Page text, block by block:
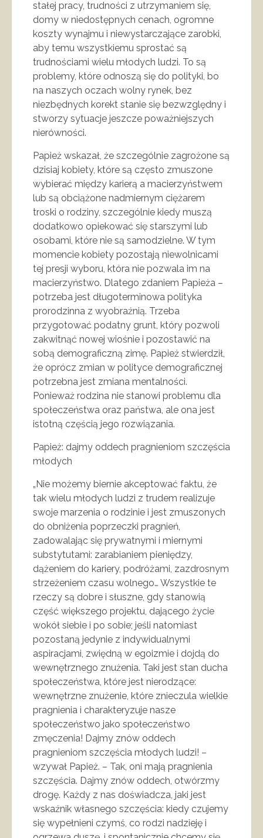
stałej pracy, trudności z utrzymaniem się,
domy w niedostępnych cenach, ogromne
koszty wynajmu i niewystarczające zarobki,
aby temu wszystkiemu sprostać są
trudnościami wielu młodych ludzi. To są
problemy, które odnoszą się do polityki, bo
na naszych oczach wolny rynek, bez
niezbędnych korekt stanie się bezwzględny i
stworzy sytuacje jeszcze poważniejszych
nierówności.
Papież wskazał, że szczególnie zagrożone są
dzisiaj kobiety, które są często zmuszone
wybierać między karierą a macierzyństwem
lub są obciążone nadmiernym ciężarem
troski o rodziny, szczególnie kiedy muszą
dodatkowo opiekować się starszymi lub
osobami, które nie są samodzielne. W tym
momencie kobiety pozostają niewolnicami
tej presji wyboru, która nie pozwala im na
macierzyństwo. Dlatego zdaniem Papieża –
potrzeba jest długoterminowa polityka
prorodzinna z wyobraźnią. Trzeba
przygotować podatny grunt, który pozwoli
zakwitnąć nowej wiośnie i pozostawić na
sobą demograficzną zimę. Papież stwierdził,
że oprócz zmian w polityce demograficznej
potrzebna jest zmiana mentalności.
Ponieważ rodzina nie stanowi problemu dla
społeczeństwa oraz państwa, ale ona jest
istotną częścią jego rozwiązania.
Papież: dajmy oddech pragnieniom szczęścia
młodych
„Nie możemy biernie akceptować faktu, że
tak wielu młodych ludzi z trudem realizuje
swoje marzenia o rodzinie i jest zmuszonych
do obniżenia poprzeczki pragnień,
zadowalając się prywatnymi i miernymi
substytutami: zarabianiem pieniędzy,
dążeniem do kariery, podróżami, zazdrosnym
strzeżeniem czasu wolnego… Wszystkie te
rzeczy są dobre i słuszne, gdy stanowią
część większego projektu, dającego życie
wokół siebie i po sobie; jeśli natomiast
pozostaną jedynie z indywidualnymi
aspiracjami, zwiędną w egoizmie i dojdą do
wewnętrznego znużenia. Taki jest stan ducha
społeczeństwa, które jest nierodzące:
wewnętrzne znużenie, które znieczula wielkie
pragnienia i charakteryzuje nasze
społeczeństwo jako społeczeństwo
zmęczenia! Dajmy znów oddech
pragnieniom szczęścia młodych ludzi! –
wzywał Papież. – Tak, oni mają pragnienia
szczęścia. Dajmy znów oddech, otwórzmy
drogę. Każdy z nas doświadcza, jaki jest
wskaźnik własnego szczęścia: kiedy czujemy
się wypełnieni czymś, co rodzi nadzieję i